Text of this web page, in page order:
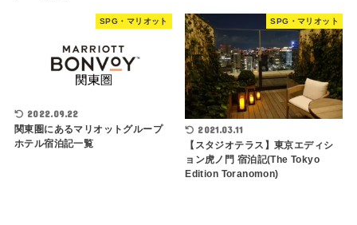
SPG・マリオット
2022.09.22
関東圏にあるマリオットグループ
ホテル宿泊記一覧
SPG・マリオット
2021.03.11
【スタジオテラス】東京エディシ
ョン虎ノ門 宿泊記(The Tokyo
Edition Toranomon)